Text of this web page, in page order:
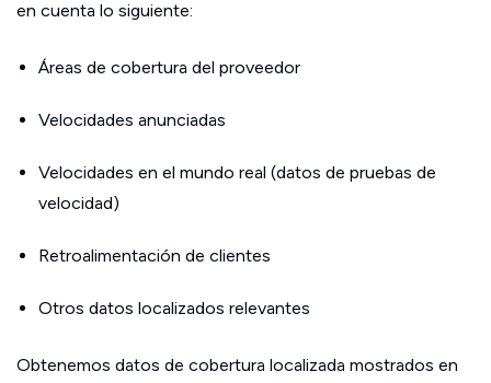
en cuenta lo siguiente:
Áreas de cobertura del proveedor
Velocidades anunciadas
Velocidades en el mundo real (datos de pruebas de
velocidad)
Retroalimentación de clientes
Otros datos localizados relevantes
Obtenemos datos de cobertura localizada mostrados en